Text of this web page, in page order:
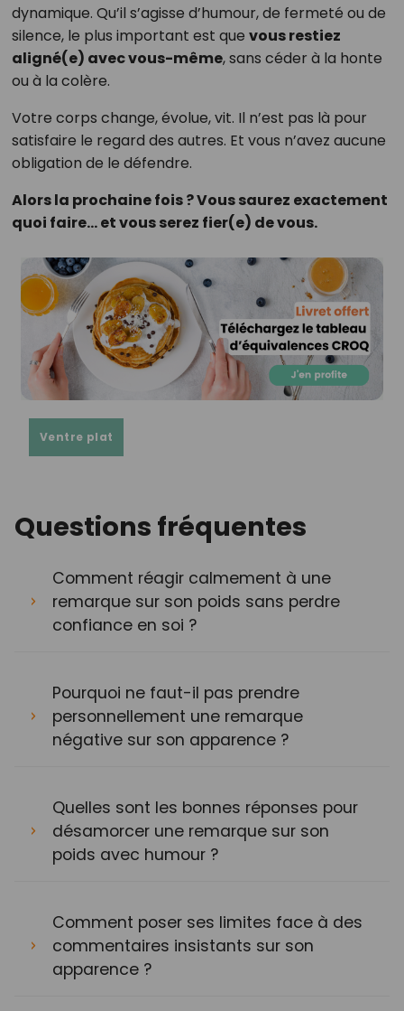
dynamique. Qu’il s’agisse d’humour, de fermeté ou de
silence, le plus important est que vous restiez
aligné(e) avec vous-même, sans céder à la honte
ou à la colère.
Votre corps change, évolue, vit. Il n’est pas là pour
satisfaire le regard des autres. Et vous n’avez aucune
obligation de le défendre.
Alors la prochaine fois ? Vous saurez exactement
quoi faire… et vous serez fier(e) de vous.
Ventre plat
Questions fréquentes
Comment réagir calmement à une
remarque sur son poids sans perdre
confiance en soi ?
Pourquoi ne faut-il pas prendre
personnellement une remarque
négative sur son apparence ?
Quelles sont les bonnes réponses pour
désamorcer une remarque sur son
poids avec humour ?
Comment poser ses limites face à des
commentaires insistants sur son
apparence ?